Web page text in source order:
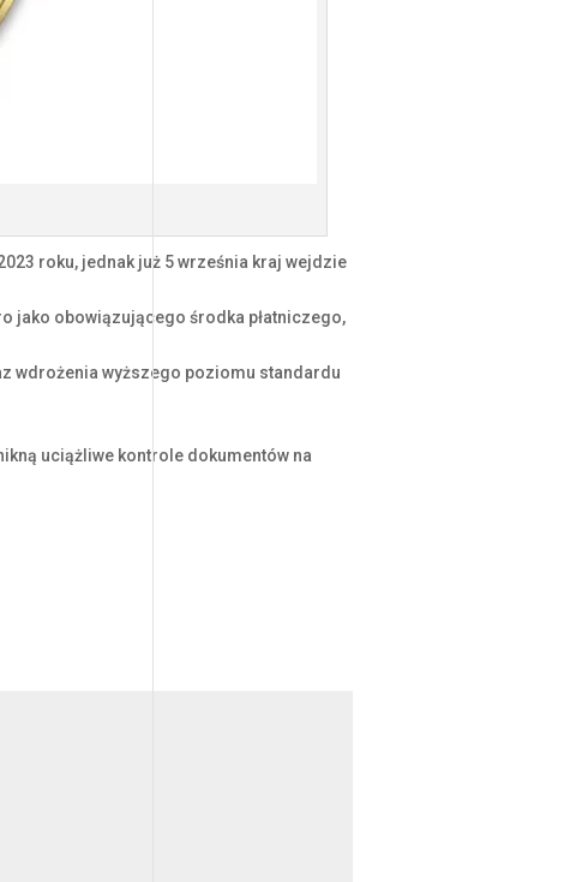
roku, jednak już 5 września kraj wejdzie
jako obowiązującego środka płatniczego,
wdrożenia wyższego poziomu standardu
uciążliwe kontrole dokumentów na